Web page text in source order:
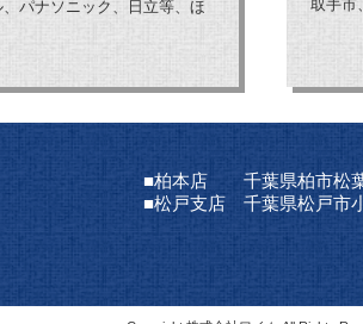
パナソニック、日立等、ほ
取手市
■柏本店 千葉県柏市松
■松戸支店 千葉県松戸市